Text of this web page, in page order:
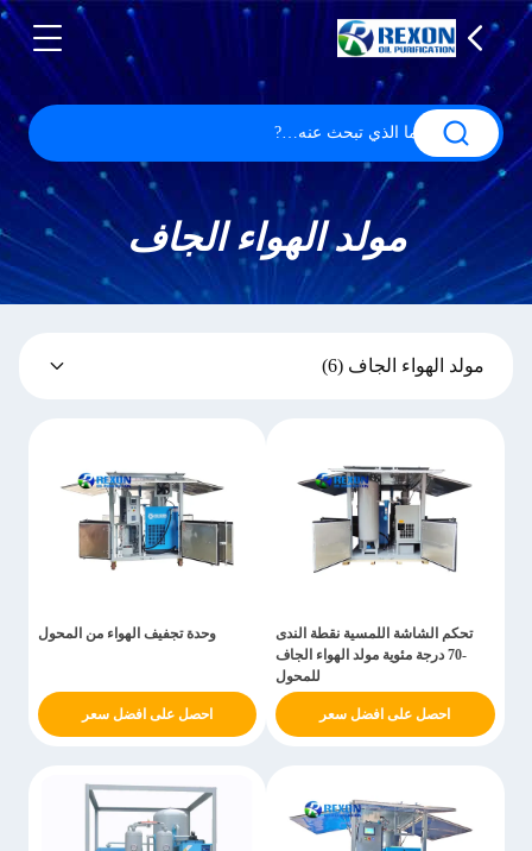
مولد الهواء الجاف
مولد الهواء الجاف (6)
تحكم الشاشة اللمسية نقطة الندى
-70 درجة مئوية مولد الهواء الجاف
للمحول
احصل على افضل سعر
وحدة تجفيف الهواء من المحول
احصل على افضل سعر